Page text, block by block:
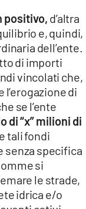
positivo, d’altra
e, quindi,
dell’ente.
di importi
vincolati che,
di
se l’ente
di “x” milioni di
tali fondi
senza specifica
si
le strade,
idrica e/o